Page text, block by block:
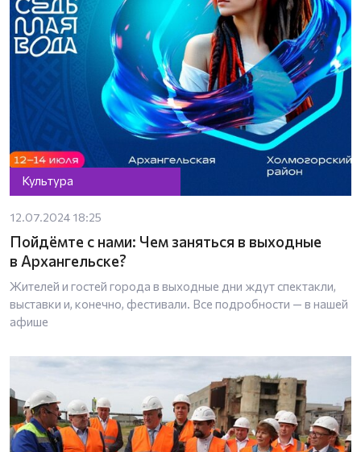
Культура
12.07.2024 18:25
Пойдёмте с нами: Чем заняться в выходные
в Архангельске?
Жителей и гостей города в выходные дни ждут спектакли,
выставки и, конечно, фестивали. Все подробности — в нашей
афише